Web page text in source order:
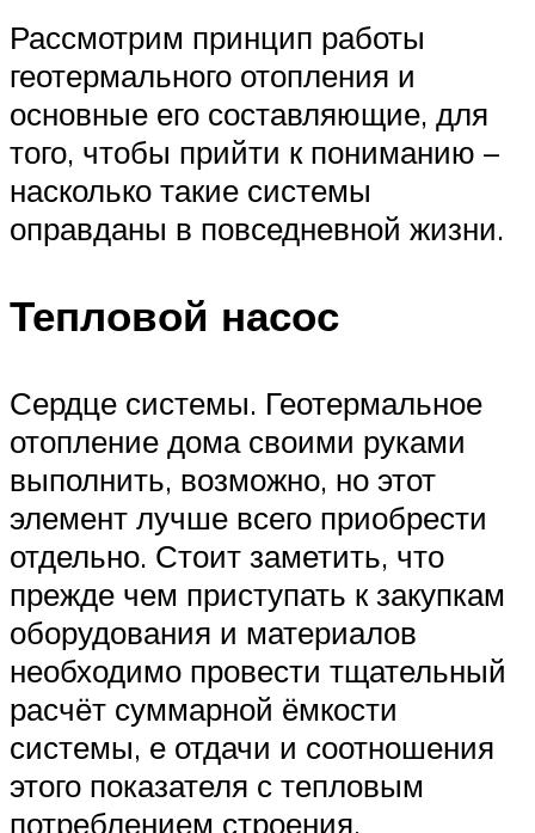
Рассмотрим принцип работы
геотермального отопления и
основные его составляющие, для
того, чтобы прийти к пониманию –
насколько такие системы
оправданы в повседневной жизни.
Тепловой насос
Сердце системы. Геотермальное
отопление дома своими руками
выполнить, возможно, но этот
элемент лучше всего приобрести
отдельно. Стоит заметить, что
прежде чем приступать к закупкам
оборудования и материалов
необходимо провести тщательный
расчёт суммарной ёмкости
системы, е отдачи и соотношения
этого показателя с тепловым
потреблением строения.